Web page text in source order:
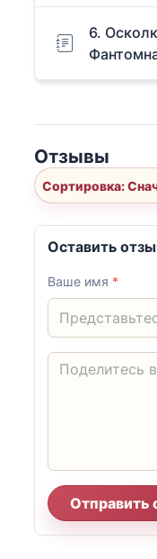
6.
Отзывы
Оставить
Ваше имя *